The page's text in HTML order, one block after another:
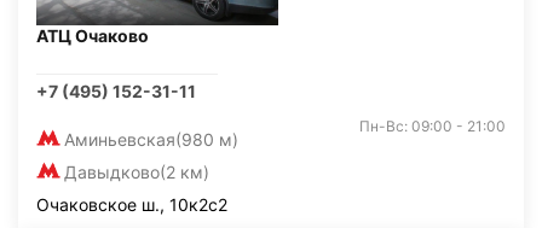
АТЦ Очаково
+7 (495) 152-31-11
Аминьевская(980 м)
Давыдково(2 км)
Пн-Вс: 09:00 - 21:00
Очаковское ш., 10к2с2